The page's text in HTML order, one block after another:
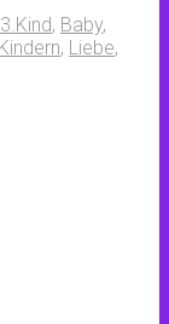
3.Kind, Baby,
, Liebe,